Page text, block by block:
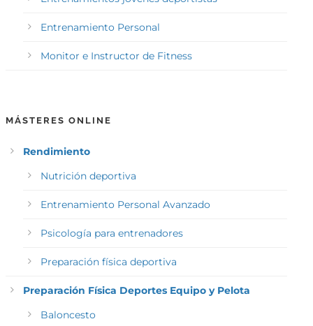
Entrenamiento Personal
Monitor e Instructor de Fitness
MÁSTERES ONLINE
Rendimiento
Nutrición deportiva
Entrenamiento Personal Avanzado
Psicología para entrenadores
Preparación física deportiva
Preparación Física Deportes Equipo y Pelota
Baloncesto